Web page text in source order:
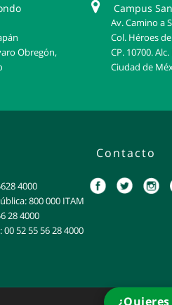
Obregón,
Campus
Av. Camino a
Col. Héroes
CP. 10700.
Ciudad de
Contacto
4000
800 000 ITAM
28 4000
52 55 56 28 4000